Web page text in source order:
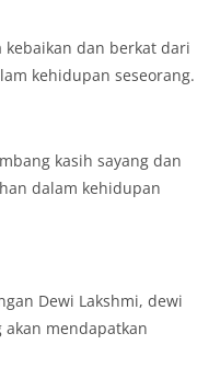
dan berkat dari
kehidupan seseorang.
kasih sayang dan
dalam kehidupan
Dewi Lakshmi, dewi
mendapatkan